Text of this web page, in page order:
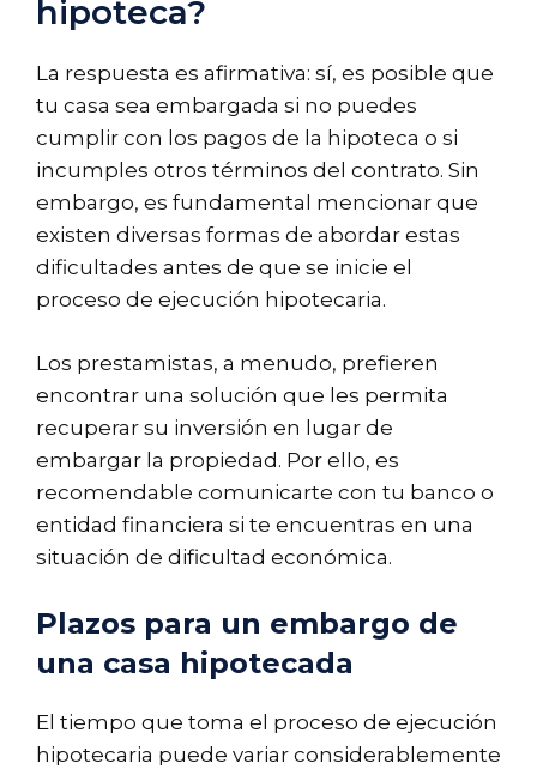
hipoteca?
La respuesta es afirmativa: sí, es posible que
tu casa sea embargada si no puedes
cumplir con los pagos de la hipoteca o si
incumples otros términos del contrato. Sin
embargo, es fundamental mencionar que
existen diversas formas de abordar estas
dificultades antes de que se inicie el
proceso de ejecución hipotecaria.
Los prestamistas, a menudo, prefieren
encontrar una solución que les permita
recuperar su inversión en lugar de
embargar la propiedad. Por ello, es
recomendable comunicarte con tu banco o
entidad financiera si te encuentras en una
situación de dificultad económica.
Plazos para un embargo de
una casa hipotecada
El tiempo que toma el proceso de ejecución
hipotecaria puede variar considerablemente